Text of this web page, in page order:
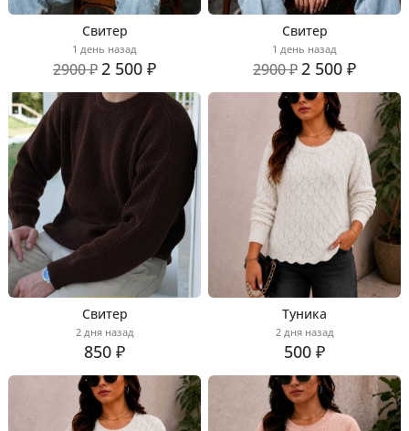
Свитер
1 день назад
2900 ₽2 500 ₽
Свитер
1 день назад
2900 ₽2 500 ₽
Свитер
2 дня назад
850 ₽
Туника
2 дня назад
500 ₽